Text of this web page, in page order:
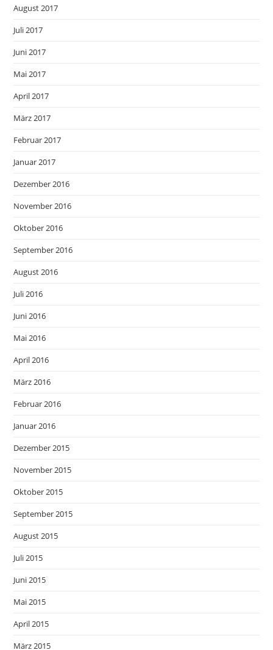
August 2017
Juli 2017
Juni 2017
Mai 2017
April 2017
März 2017
Februar 2017
Januar 2017
Dezember 2016
November 2016
Oktober 2016
September 2016
August 2016
Juli 2016
Juni 2016
Mai 2016
April 2016
März 2016
Februar 2016
Januar 2016
Dezember 2015
November 2015
Oktober 2015
September 2015
August 2015
Juli 2015
Juni 2015
Mai 2015
April 2015
März 2015